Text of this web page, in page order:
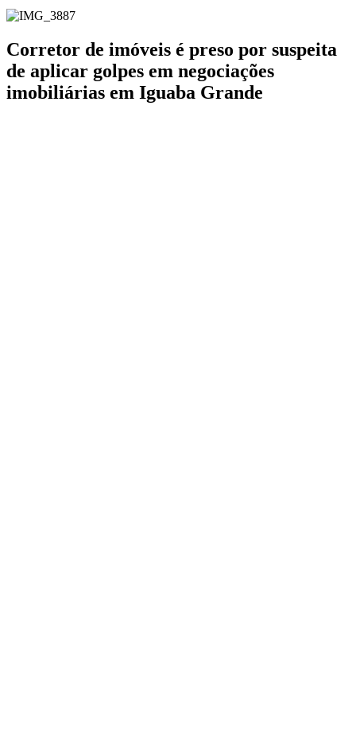
Corretor de imóveis é preso por suspeita
de aplicar golpes em negociações
imobiliárias em Iguaba Grande